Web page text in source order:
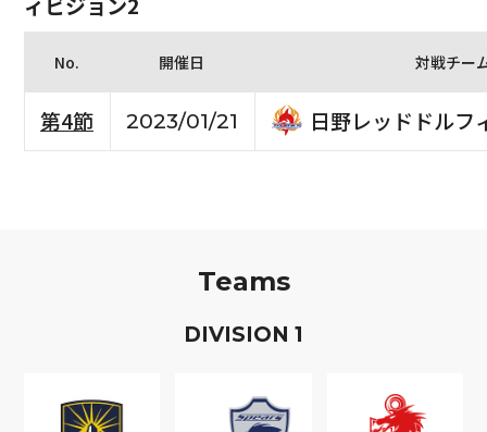
No. 開催日 対戦チー
第4節 2023/01/21 日野レッドドルフ
Teams
DIVISION 1